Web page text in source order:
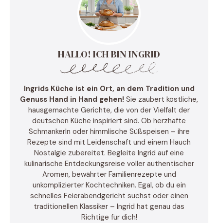
HALLO! ICH BIN INGRID
Ingrids Küche ist ein Ort, an dem Tradition und
Genuss Hand in Hand gehen! Sie zaubert köstliche,
hausgemachte Gerichte, die von der Vielfalt der
deutschen Küche inspiriert sind. Ob herzhafte
Schmankerln oder himmlische Süßspeisen – ihre
Rezepte sind mit Leidenschaft und einem Hauch
Nostalgie zubereitet. Begleite Ingrid auf eine
kulinarische Entdeckungsreise voller authentischer
Aromen, bewährter Familienrezepte und
unkomplizierter Kochtechniken. Egal, ob du ein
schnelles Feierabendgericht suchst oder einen
traditionellen Klassiker – Ingrid hat genau das
Richtige für dich!